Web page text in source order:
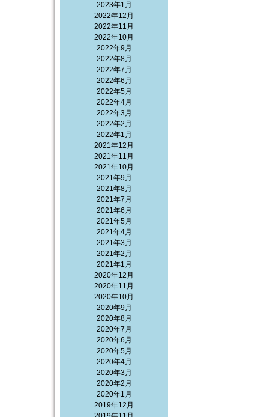
2023年1月
2022年12月
2022年11月
2022年10月
2022年9月
2022年8月
2022年7月
2022年6月
2022年5月
2022年4月
2022年3月
2022年2月
2022年1月
2021年12月
2021年11月
2021年10月
2021年9月
2021年8月
2021年7月
2021年6月
2021年5月
2021年4月
2021年3月
2021年2月
2021年1月
2020年12月
2020年11月
2020年10月
2020年9月
2020年8月
2020年7月
2020年6月
2020年5月
2020年4月
2020年3月
2020年2月
2020年1月
2019年12月